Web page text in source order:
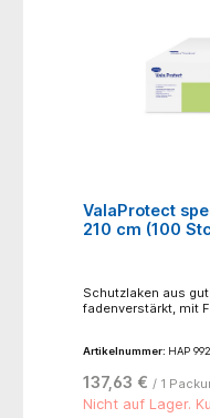
ValaProtect
210 cm (100
Schutzlaken aus
fadenverstärkt, mit
Artikelnummer: HAP
137,63 € / 1
Nicht auf Lager.